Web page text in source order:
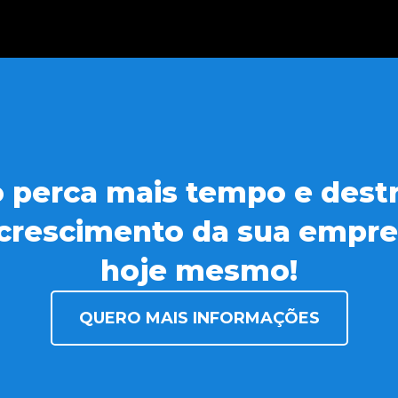
perca mais tempo e
da sua
hoje mesmo!
QUERO MAIS INFORMAÇÕES